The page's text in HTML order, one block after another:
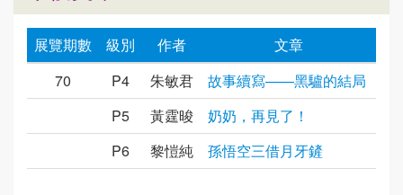
展覽期數 級別 作者
文章
70
P4 朱敏君
故事續寫——黑驢的結局
P5
黃霆晙
奶奶，再見了！
P6
黎愷純 孫悟空三借月牙鏟